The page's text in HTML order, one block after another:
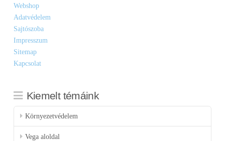
Webshop
Adatvédelem
Sajtószoba
Impresszum
Sitemap
Kapcsolat
Kiemelt témáink
Környezetvédelem
Vega aloldal